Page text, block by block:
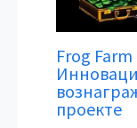
Frog
проекте